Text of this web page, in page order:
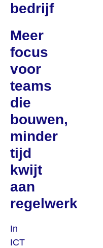
bedrijf
Meer
focus
voor
teams
die
bouwen,
minder
tijd
kwijt
aan
regelwerk
In
ICT